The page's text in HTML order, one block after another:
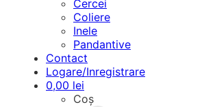
Cercei
Coliere
Inele
Pandantive
Contact
Logare/Inregistrare
0,00 lei
Coș